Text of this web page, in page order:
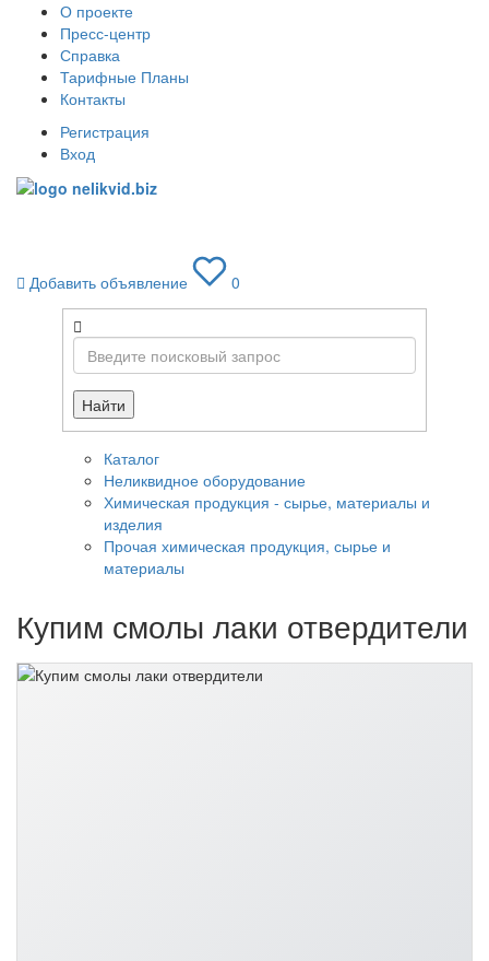
О проекте
Пресс-центр
Справка
Тарифные Планы
Контакты
Регистрация
Вход
Добавить объявление
0
Найти
Каталог
Неликвидное оборудование
Химическая продукция - сырье, материалы и
изделия
Прочая химическая продукция, сырье и
материалы
Купим смолы лаки отвердители